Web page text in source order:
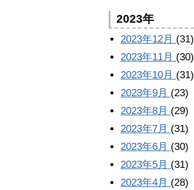
2023年
2023年12月 (31)
2023年11月 (30)
2023年10月 (31)
2023年9月 (23)
2023年8月 (29)
2023年7月 (31)
2023年6月 (30)
2023年5月 (31)
2023年4月 (28)